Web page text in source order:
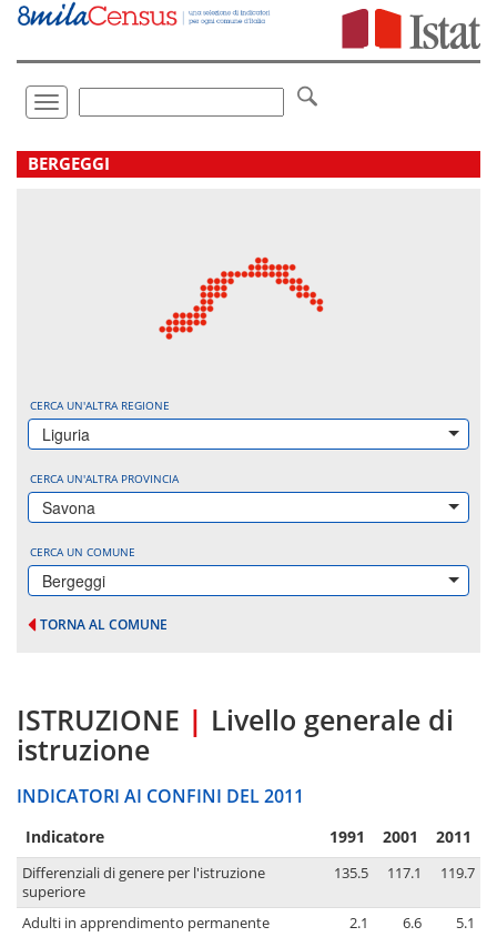
Vai
direttamente
Toggle
navigation
.
BERGEGGI
CERCA UN'ALTRA REGIONE
Liguria
CERCA UN'ALTRA PROVINCIA
Savona
CERCA UN COMUNE
Bergeggi
TORNA AL COMUNE
ISTRUZIONE | Livello generale di
istruzione
INDICATORI AI CONFINI DEL 2011
Indicatore 1991 2001 2011
Differenziali di genere per l'istruzione
superiore
135.5 117.1 119.7
Adulti in apprendimento permanente 2.1 6.6
5.1